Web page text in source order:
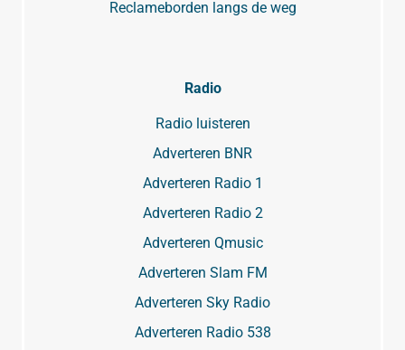
Reclameborden langs de weg
Radio
Radio luisteren
Adverteren BNR
Adverteren Radio 1
Adverteren Radio 2
Adverteren Qmusic
Adverteren Slam FM
Adverteren Sky Radio
Adverteren Radio 538